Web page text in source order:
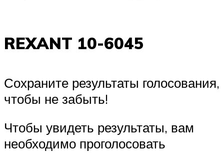
REXANT 10-6045
Сохраните результаты голосования,
чтобы не забыть!
Чтобы увидеть результаты, вам
необходимо проголосовать